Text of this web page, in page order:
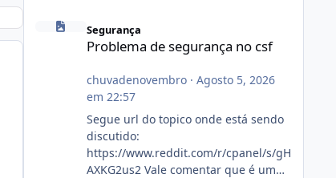
Problema de segurança no csf
Segurança
Problema de segurança no csf
chuvadenovembro· Agosto 5, 2026
em 22:57
Segue url do topico onde está sendo
discutido:
https://www.reddit.com/r/cpanel/s/gH
AXKG2us2 Vale comentar que é um